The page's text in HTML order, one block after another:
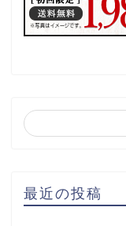
最近の投稿